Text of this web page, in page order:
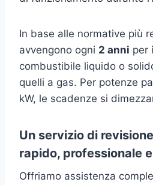
In base alle normative più
avvengono ogni 2 anni per
combustibile liquido o
quelli a gas. Per potenze
kW, le scadenze si
Un servizio di
rapido, professionale
Offriamo assistenza